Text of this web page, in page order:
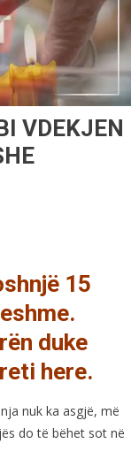
VDEKJEN
15
duke
here.
nuk ka asgjë, më
do të bëhet sot në